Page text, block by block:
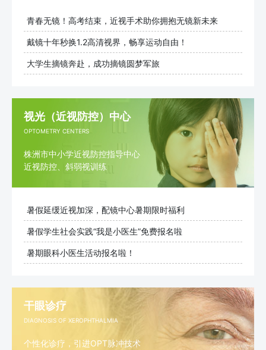
青春无镜！高考结束，近视手术助你拥抱无镜新未来
戴镜十年秒换1.2高清视界，畅享运动自由！
大学生摘镜奔赴，成功摘镜圆梦军旅
视光（近视防控）中心
OPTOMETRY CENTERS
株洲市中小学近视防控指导中心
近视防控、斜弱视训练
暑假延缓近视加深，配镜中心暑期限时福利
暑假学生社会实践“我是小医生”免费报名啦
暑期眼科小医生活动报名啦！
干眼诊疗
DIAGNOSIS OF XEROPHTHALMIA
个性化诊疗，引进OPT脉冲技术